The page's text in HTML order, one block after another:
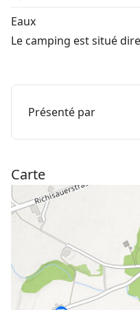
Eaux
Le camping est situé
Présenté par
Carte